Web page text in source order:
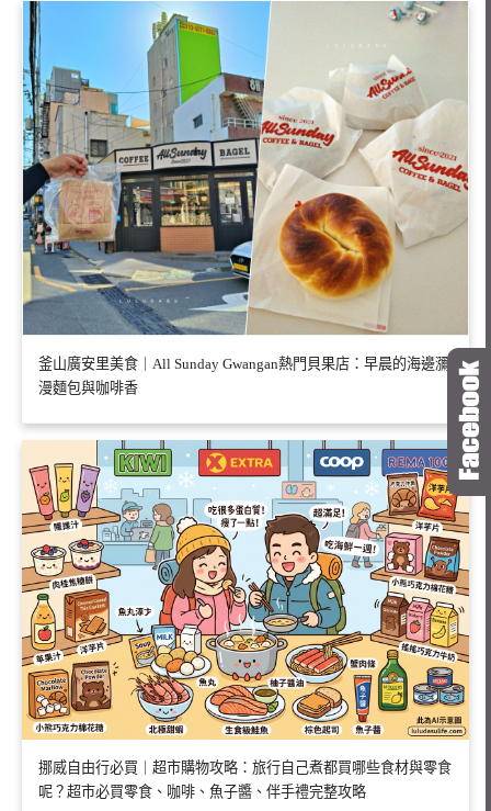
釜山廣安里美食｜All Sunday Gwangan熱門貝果店：早晨的海邊瀰
漫麵包與咖啡香
挪威自由行必買｜超市購物攻略：旅行自己煮都買哪些食材與零食
呢？超市必買零食、咖啡、魚子醬、伴手禮完整攻略